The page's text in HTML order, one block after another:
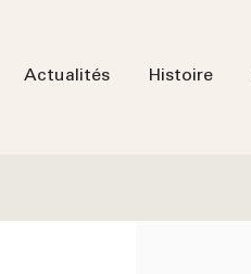
Actualités Histoire